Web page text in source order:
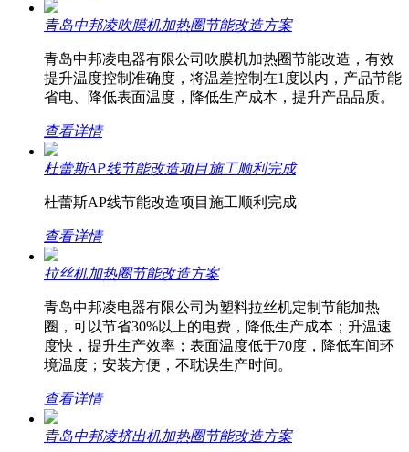
青岛中邦凌吹膜机加热圈节能改造方案
青岛中邦凌电器有限公司吹膜机加热圈节能改造，有效
提升温度控制准确度，将温差控制在1度以内，产品节能
省电、降低表面温度，降低生产成本，提升产品品质。
查看详情
杜蕾斯AP线节能改造项目施工顺利完成
杜蕾斯AP线节能改造项目施工顺利完成
查看详情
拉丝机加热圈节能改造方案
青岛中邦凌电器有限公司为塑料拉丝机定制节能加热
圈，可以节省30%以上的电费，降低生产成本；升温速
度快，提升生产效率；表面温度低于70度，降低车间环
境温度；安装方便，不耽误生产时间。
查看详情
青岛中邦凌挤出机加热圈节能改造方案